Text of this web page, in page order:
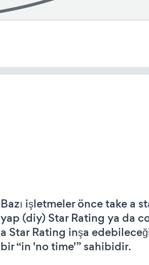
Bazı işletmeler önce take a
yap (diy) Star Rating ya da
a Star Rating inşa
bir “in 'no time'” sahibidir.